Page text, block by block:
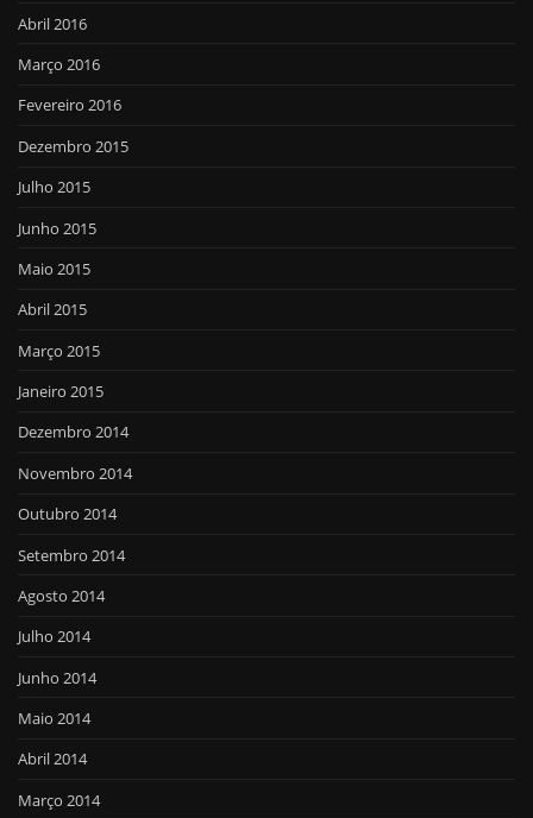
Abril 2016
Março 2016
Fevereiro 2016
Dezembro 2015
Julho 2015
Junho 2015
Maio 2015
Abril 2015
Março 2015
Janeiro 2015
Dezembro 2014
Novembro 2014
Outubro 2014
Setembro 2014
Agosto 2014
Julho 2014
Junho 2014
Maio 2014
Abril 2014
Março 2014